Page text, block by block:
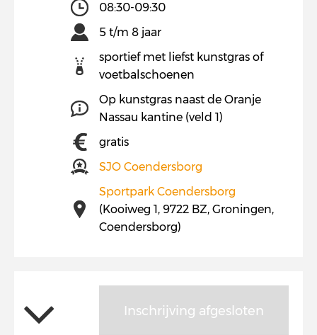
08:30-09:30
5 t/m 8 jaar
sportief met liefst kunstgras of
voetbalschoenen
Op kunstgras naast de Oranje
Nassau kantine (veld 1)
gratis
SJO Coendersborg
Sportpark Coendersborg
(Kooiweg 1, 9722 BZ, Groningen,
Coendersborg)
Inschrijving afgesloten